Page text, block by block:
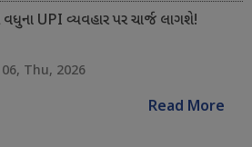
UPI વ્યવહાર પર ચાર્જ લાગશે!
Thu, 2026
Read More